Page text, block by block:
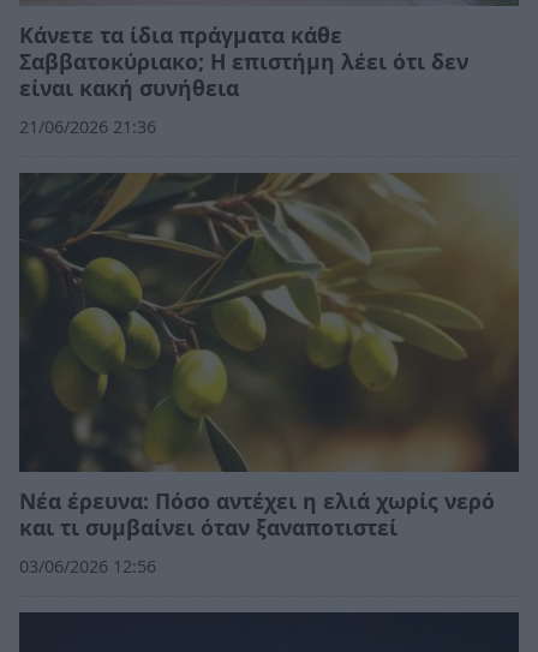
Κάνετε τα ίδια πράγματα κάθε
Σαββατοκύριακο; Η επιστήμη λέει ότι δεν
είναι κακή συνήθεια
21/06/2026 21:36
Νέα έρευνα: Πόσο αντέχει η ελιά χωρίς νερό
και τι συμβαίνει όταν ξαναποτιστεί
03/06/2026 12:56